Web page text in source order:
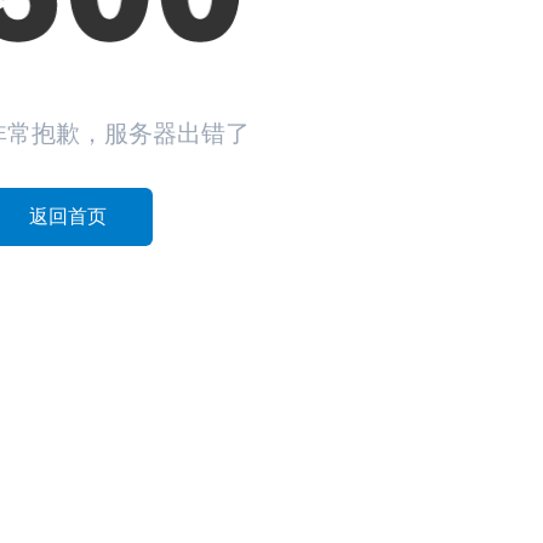
常抱歉，服务器出错了
返回首页